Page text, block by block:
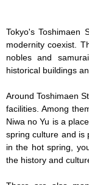
Tokyo's Toshimaen
modernity coexist.
nobles and
historical buildings
Around Toshimaen
facilities. Among
Niwa no Yu is a
spring culture and is
in the hot spring,
the history and